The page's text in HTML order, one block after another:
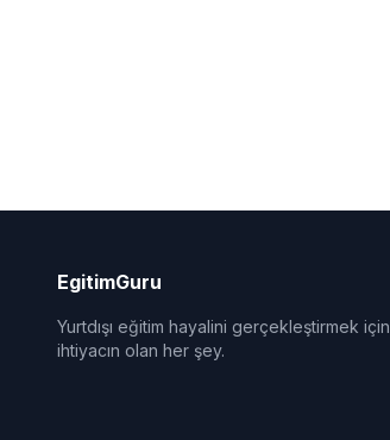
EgitimGuru
Yurtdışı eğitim hayalini gerçekleştirmek için
ihtiyacın olan her şey.